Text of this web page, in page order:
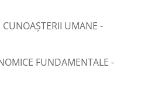
UMANE -
FUNDAMENTALE -